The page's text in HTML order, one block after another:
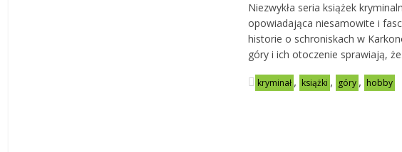
Niezwykła seria książek
opowiadająca niesamowite i
historie o schroniskach w
góry i ich otoczenie sprawiają,
kryminał , książki , góry , hobby